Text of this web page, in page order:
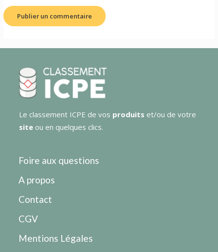
Le classement ICPE de vos produits et/ou de votre
site ou en quelques clics.
Foire aux questions
A propos
Contact
CGV
Mentions Légales